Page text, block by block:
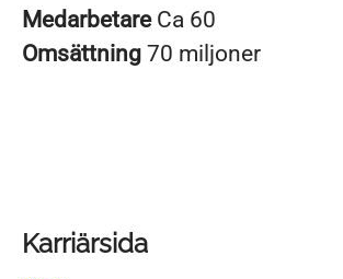
Medarbetare Ca 60
Omsättning 70 miljoner
Karriärsida